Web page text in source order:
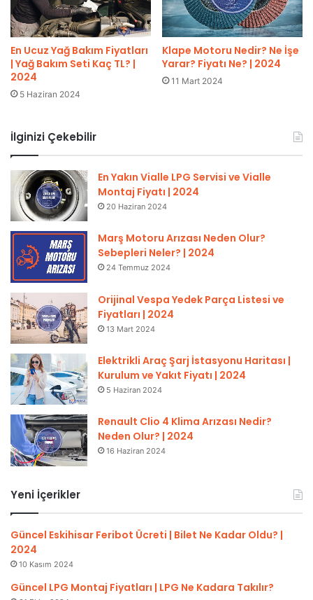
En Ucuz Yağ Bakım Fiyatları
| Yağ Bakım Seti Kaç TL? |
2024
5 Haziran 2024
Klape Motoru Nedir? Ne İşe
Yarar? Fiyatı Ne? | 2024
11 Mart 2024
İlginizi Çekebilir
En Yakın Vialle LPG Servisi ve Vialle
Montaj Fiyatı | 2024
20 Haziran 2024
Marş Motoru Arızası Neden Olur?
Sebepleri Neler? | 2024
24 Temmuz 2024
Orijinal Vespa Yedek Parça Listesi ve
Fiyatları | 2024
13 Mart 2024
Elektrikli Araç Şarj İstasyonu Haritası |
Kurulum ve Yakıt Fiyatı | 2024
5 Haziran 2024
Renault Clio 4 Klima Arızası Nedir?
Neden Olur? | 2024
16 Haziran 2024
Yeni İçerikler
Güncel Eskihisar Feribot Ücreti | Bilet Ne Kadar Oldu? |
2024
10 Kasım 2024
Güncel LPG Montaj Fiyatları | LPG Ne Kadara Takılır?